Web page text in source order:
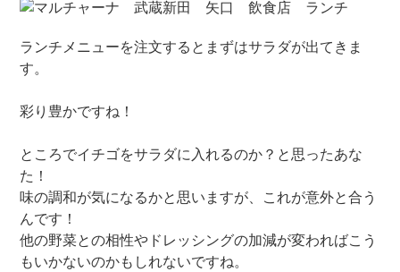
ランチメニューを注文するとまずはサラダが出てきま
す。
彩り豊かですね！
ところでイチゴをサラダに入れるのか？と思ったあな
た！
味の調和が気になるかと思いますが、これが意外と合う
んです！
他の野菜との相性やドレッシングの加減が変わればこう
もいかないのかもしれないですね。